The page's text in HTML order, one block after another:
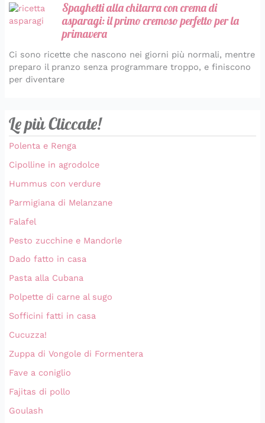
Spaghetti alla chitarra con crema di
asparagi: il primo cremoso perfetto per la
primavera
Ci sono ricette che nascono nei giorni più normali, mentre
preparo il pranzo senza programmare troppo, e finiscono
per diventare
Le più Cliccate!
Polenta e Renga
Cipolline in agrodolce
Hummus con verdure
Parmigiana di Melanzane
Falafel
Pesto zucchine e Mandorle
Dado fatto in casa
Pasta alla Cubana
Polpette di carne al sugo
Sofficini fatti in casa
Cucuzza!
Zuppa di Vongole di Formentera
Fave a coniglio
Fajitas di pollo
Goulash